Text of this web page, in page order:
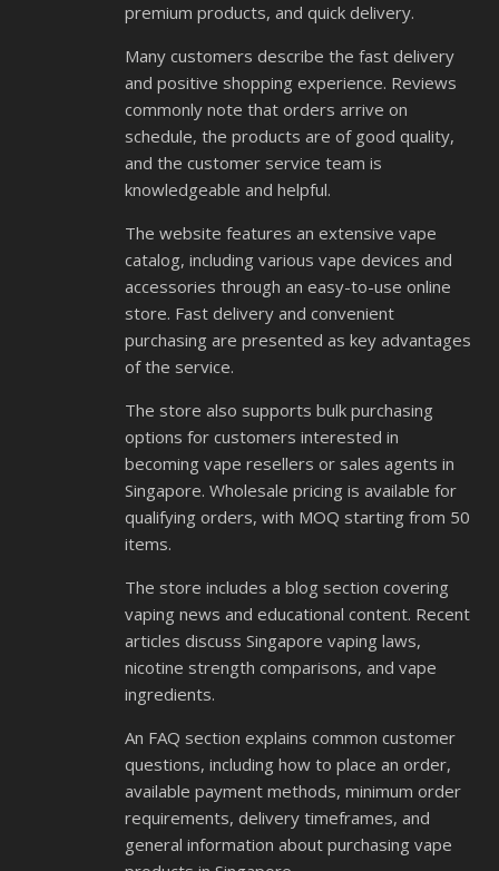
premium products, and quick delivery.
Many customers describe the fast delivery
and positive shopping experience. Reviews
commonly note that orders arrive on
schedule, the products are of good quality,
and the customer service team is
knowledgeable and helpful.
The website features an extensive vape
catalog, including various vape devices and
accessories through an easy-to-use online
store. Fast delivery and convenient
purchasing are presented as key advantages
of the service.
The store also supports bulk purchasing
options for customers interested in
becoming vape resellers or sales agents in
Singapore. Wholesale pricing is available for
qualifying orders, with MOQ starting from 50
items.
The store includes a blog section covering
vaping news and educational content. Recent
articles discuss Singapore vaping laws,
nicotine strength comparisons, and vape
ingredients.
An FAQ section explains common customer
questions, including how to place an order,
available payment methods, minimum order
requirements, delivery timeframes, and
general information about purchasing vape